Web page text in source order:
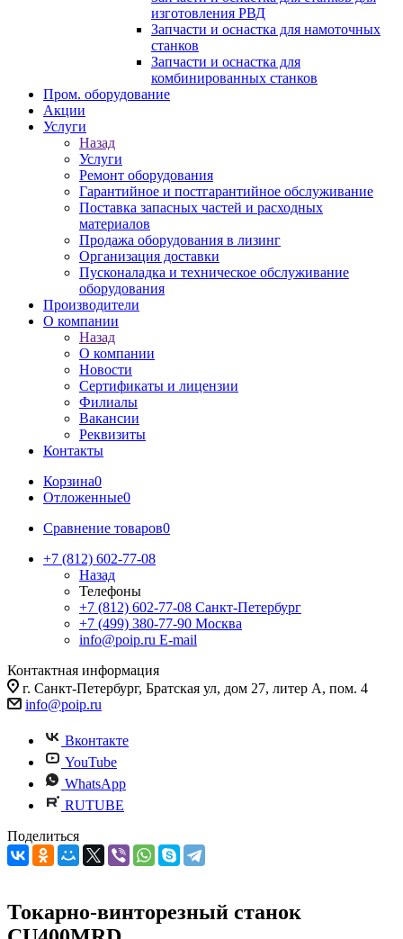
изготовления РВД
Запчасти и оснастка для намоточных
станков
Запчасти и оснастка для
комбинированных станков
Пром. оборудование
Акции
Услуги
Назад
Услуги
Ремонт оборудования
Гарантийное и постгарантийное обслуживание
Поставка запасных частей и расходных
материалов
Продажа оборудования в лизинг
Организация доставки
Пусконаладка и техническое обслуживание
оборудования
Производители
О компании
Назад
О компании
Новости
Сертификаты и лицензии
Филиалы
Вакансии
Реквизиты
Контакты
Корзина0
Отложенные0
Сравнение товаров0
+7 (812) 602-77-08
Назад
Телефоны
+7 (812) 602-77-08 Санкт-Петербург
+7 (499) 380-77-90 Москва
info@poip.ru E-mail
Контактная информация
г. Санкт-Петербург, Братская ул, дом 27, литер А, пом. 4
info@poip.ru
Вконтакте
YouTube
WhatsApp
RUTUBE
Поделиться
Токарно-винторезный станок